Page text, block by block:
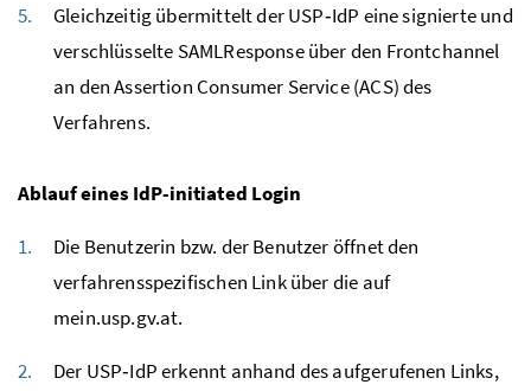
Gleichzeitig übermittelt der USP‑IdP eine signierte und
verschlüsselte SAMLResponse über den Frontchannel
an den Assertion Consumer Service (ACS) des
Verfahrens.
Ablauf eines IdP-initiated Login
Die Benutzerin bzw. der Benutzer öffnet den
verfahrensspezifischen Link über die auf
mein.usp.gv.at.
Der USP‑IdP erkennt anhand des aufgerufenen Links,